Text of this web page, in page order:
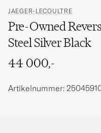
JAEGER-LECOULTRE
Pre-Owned
Steel Silver Black
44 000,-
Artikelnummer: